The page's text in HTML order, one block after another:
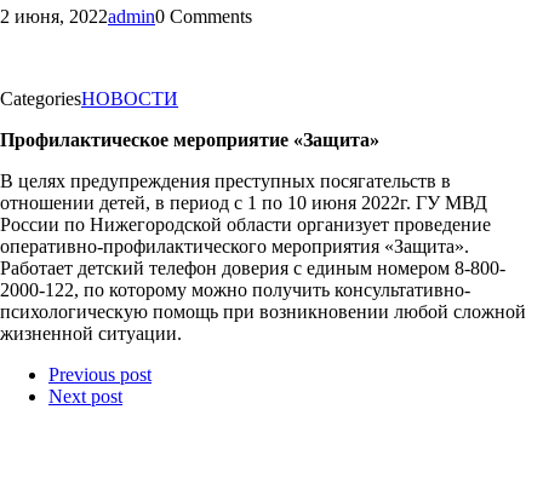
2 июня, 2022admin0 Comments
CategoriesНОВОСТИ
Профилактическое мероприятие «Защита»
В целях предупреждения преступных посягательств в
отношении детей, в период с 1 по 10 июня 2022г. ГУ МВД
России по Нижегородской области организует проведение
оперативно-профилактического мероприятия «Защита».
Работает детский телефон доверия с единым номером 8-800-
2000-122, по которому можно получить консультативно-
психологическую помощь при возникновении любой сложной
жизненной ситуации.
Previous post
Next post